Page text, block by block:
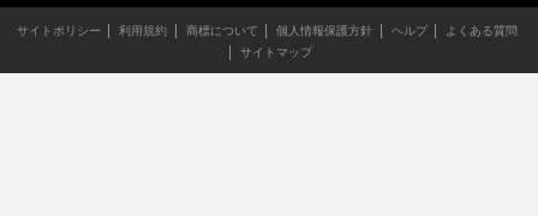
サイトポリシー 利用規約 商標について 個人情報保護方針 ヘルプ
よくある質問
サイトマップ